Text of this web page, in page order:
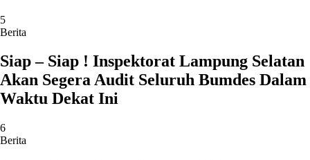
5
Berita
Siap – Siap ! Inspektorat Lampung Selatan
Akan Segera Audit Seluruh Bumdes Dalam
Waktu Dekat Ini
6
Berita